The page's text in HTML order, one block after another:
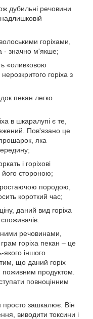
дубильні речовини
горіхами,
- значно м'якше;
«оливковою
горіха з
пекан легко
в шкаралупі є те,
Пов'язано це
яка
і горіхові
його стороною;
породою,
короткий час;
даний вид горіха
речовинами,
горіха пекан – це
іншого
що даний горіх
поживним продуктом.
повноцінним
просто зашкалює. Він
виводити токсини і